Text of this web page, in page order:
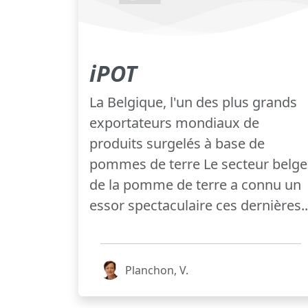
iPOT
La Belgique, l'un des plus grands
exportateurs mondiaux de
produits surgelés à base de
pommes de terre Le secteur belge
de la pomme de terre a connu un
essor spectaculaire ces
Planchon, V.